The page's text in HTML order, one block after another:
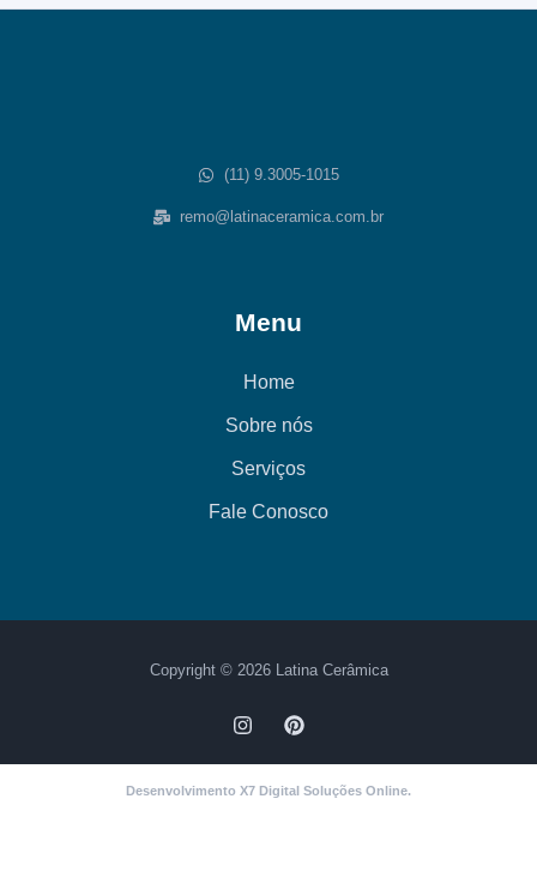
(11) 9.3005-1015
remo@latinaceramica.com.br
Menu
Home
Sobre nós
Serviços
Fale Conosco
Copyright © 2026 Latina Cerâmica
Desenvolvimento X7 Digital Soluções Online.